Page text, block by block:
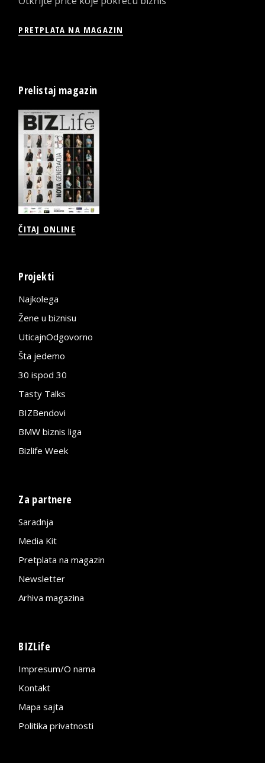
PRETPLATA NA MAGAZIN
Prelistaj magazin
ČITAJ ONLINE
Projekti
Najkolega
Žene u biznisu
UticajnOdgovorno
Šta jedemo
30 ispod 30
Tasty Talks
BIZBendovi
BMW biznis liga
Bizlife Week
Za partnere
Saradnja
Media Kit
Pretplata na magazin
Newsletter
Arhiva magazina
BIZLife
Impresum/O nama
Kontakt
Mapa sajta
Politika privatnosti